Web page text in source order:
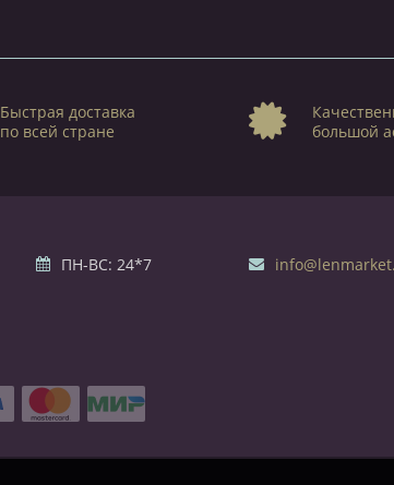
Быстрая доставка
по всей стране
большой
ПН-ВС: 24*7